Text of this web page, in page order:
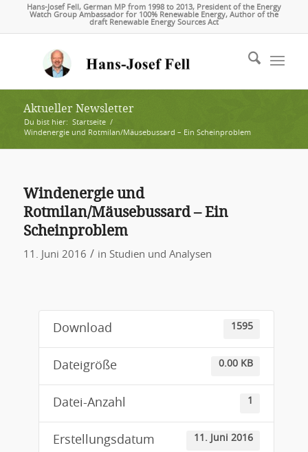
Hans-Josef Fell, German MP from 1998 to 2013, President of the Energy
Watch Group Ambassador for 100% Renewable Energy, Author of the
draft Renewable Energy Sources Act
Aktueller Newsletter
Du bist hier: Startseite /
Windenergie und Rotmilan/Mäusebussard – Ein Scheinproblem
Windenergie und
Rotmilan/Mäusebussard – Ein
Scheinproblem
11. Juni 2016 / in Studien und Analysen
Download 1595
Dateigröße 0.00 KB
Datei-Anzahl 1
Erstellungsdatum 11. Juni 2016